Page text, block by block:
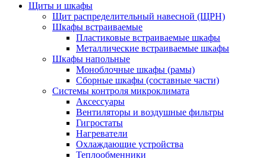
Щиты и шкафы
Щит распределительный навесной (ЩРН)
Шкафы встраиваемые
Пластиковые встраиваемые шкафы
Металлические встраиваемые шкафы
Шкафы напольные
Моноблочные шкафы (рамы)
Сборные шкафы (составные части)
Системы контроля микроклимата
Аксессуары
Вентиляторы и воздушные фильтры
Гигростаты
Нагреватели
Охлаждающие устройства
Теплообменники